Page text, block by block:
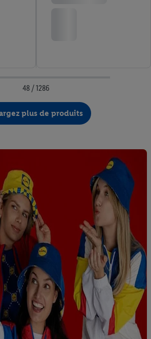
48 / 1286
plus de produits